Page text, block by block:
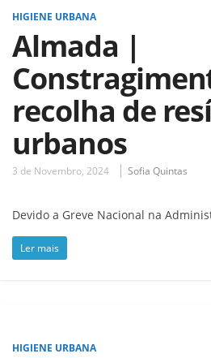
HIGIENE URBANA
Almada |
recolha de
urbanos
3 de Novembro, 2024 Sofia Quintas
Devido a Greve Nacional na
Ler mais
HIGIENE URBANA